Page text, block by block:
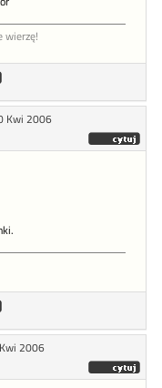
wierzę!
Kwi 2006
2006